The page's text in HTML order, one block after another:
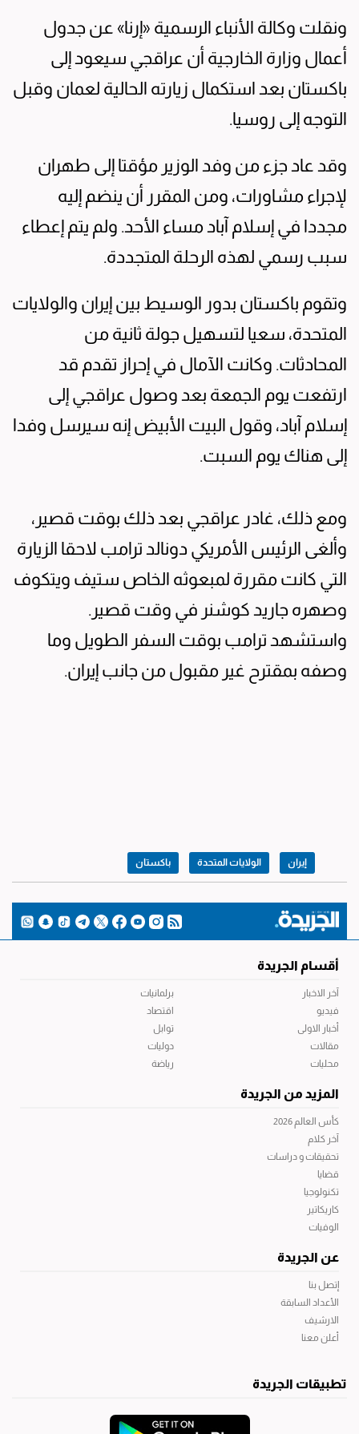
ونقلت وكالة الأنباء الرسمية «إرنا» عن جدول
أعمال وزارة الخارجية أن عراقجي سيعود إلى
باكستان بعد استكمال زيارته الحالية لعمان وقبل
التوجه إلى روسيا.
وقد عاد جزء من وفد الوزير مؤقتا إلى طهران
لإجراء مشاورات، ومن المقرر أن ينضم إليه
مجددا في إسلام آباد مساء الأحد. ولم يتم إعطاء
سبب رسمي لهذه الرحلة المتجددة.
وتقوم باكستان بدور الوسيط بين إيران والولايات
المتحدة، سعيا لتسهيل جولة ثانية من
المحادثات. وكانت الآمال في إحراز تقدم قد
ارتفعت يوم الجمعة بعد وصول عراقجي إلى
إسلام آباد، وقول البيت الأبيض إنه سيرسل وفدا
إلى هناك يوم السبت.
ومع ذلك، غادر عراقجي بعد ذلك بوقت قصير،
وألغى الرئيس الأمريكي دونالد ترامب لاحقا الزيارة
التي كانت مقررة لمبعوثه الخاص ستيف ويتكوف
وصهره جاريد كوشنر في وقت قصير.
واستشهد ترامب بوقت السفر الطويل وما
وصفه بمقترح غير مقبول من جانب إيران.
إيران الولايات المتحدة باكستان
أقسام الجريدة
آخر الاخبار
فيديو
أخبار الاولى
مقالات
محليات
برلمانيات
اقتصاد
توابل
دوليات
رياضة
المزيد من الجريدة
كأس العالم 2026
آخر كلام
تحقيقات و دراسات
قضايا
تكنولوجيا
كاريكاتير
الوفيات
عن الجريدة
إتصل بنا
الأعداد السابقة
الارشيف
أعلن معنا
تطبيقات الجريدة